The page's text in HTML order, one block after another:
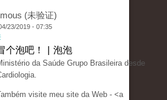
(未验证)
23/2019 - 07:35
个泡吧！ | 泡泡
da Saúde Grupo Brasileira desde
visite meu site da Web - <a